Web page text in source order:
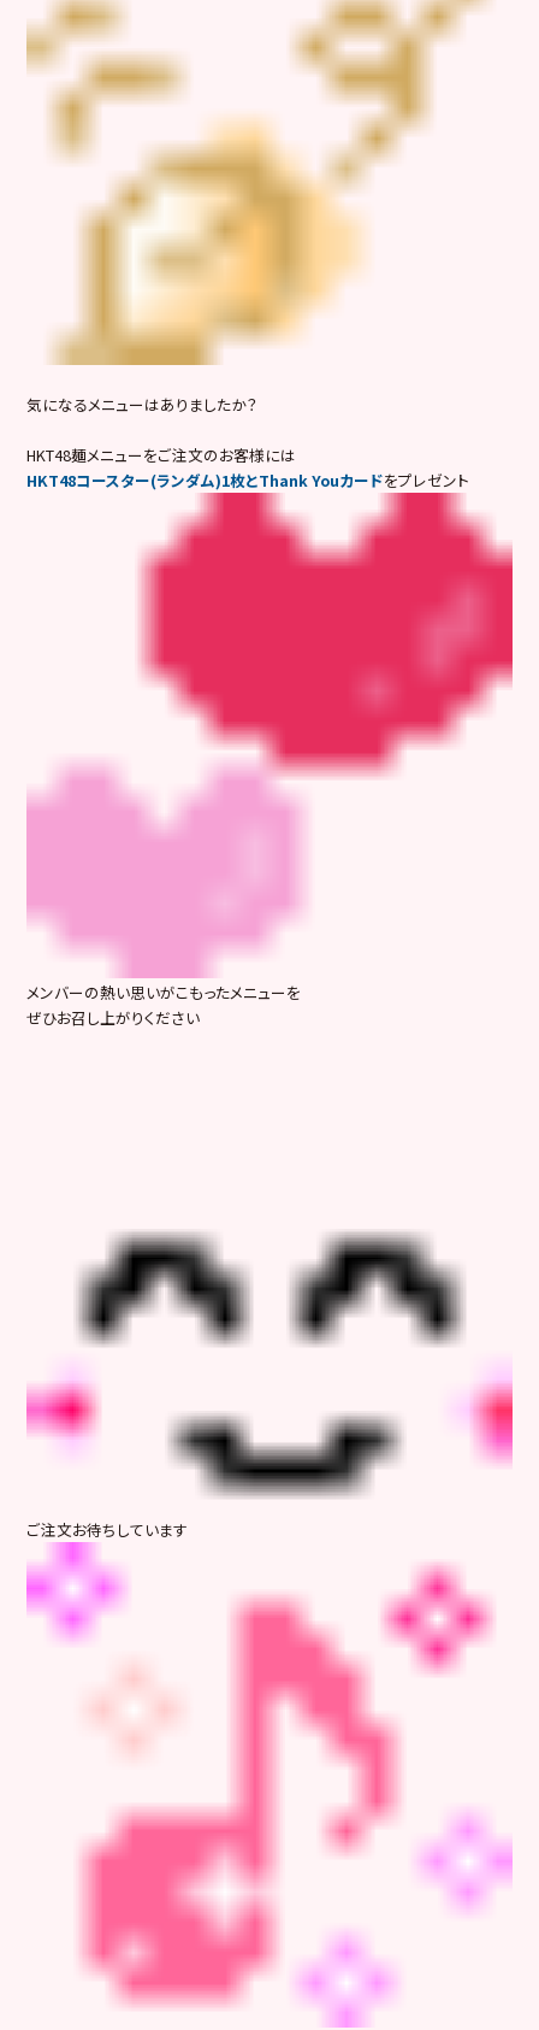
気になるメニューはありましたか？
HKT48麺メニューをご注文のお客様には
HKT48コースター(ランダム)1枚とThank Youカードをプレゼント
メンバーの熱い思いがこもったメニューを
ぜひお召し上がりください
ご注文お待ちしています